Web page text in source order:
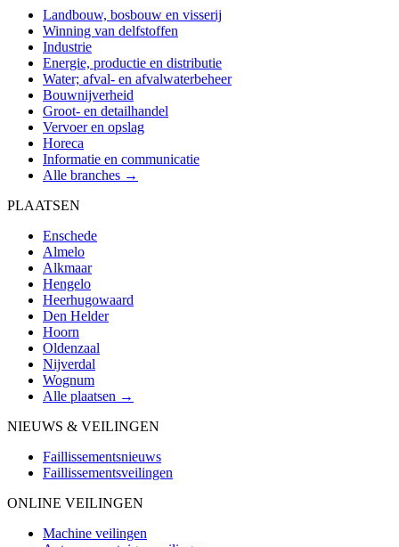
Landbouw, bosbouw en visserij
Winning van delfstoffen
Industrie
Energie, productie en distributie
Water; afval- en afvalwaterbeheer
Bouwnijverheid
Groot- en detailhandel
Vervoer en opslag
Horeca
Informatie en communicatie
Alle branches →
PLAATSEN
Enschede
Almelo
Alkmaar
Hengelo
Heerhugowaard
Den Helder
Hoorn
Oldenzaal
Nijverdal
Wognum
Alle plaatsen →
NIEUWS & VEILINGEN
Faillissementsnieuws
Faillissementsveilingen
ONLINE VEILINGEN
Machine veilingen